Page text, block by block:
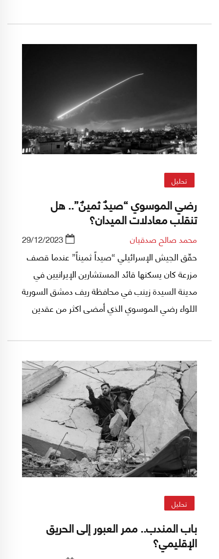
الإسرائيلي "تسوفار" المثبت في هاتفه. اتصال من
صديق له يعمل في ذات القوة ببغداد، يمطره على
وكيف حصل ما حصل، وما هو سقف الهجوم.
تحليل
رضي الموسوي “صيدٌ ثمينٌ”.. هل
تنقلب معادلات الميدان؟
محمد صالح صدقيان 29/12/2023
حقّق الجيش الإسرائيلي “صيداً ثميناً” عندما قصف
مزرعة كان يسكنها قائد المستشارين الإيرانيين في
مدينة السيدة زينب في محافظة ريف دمشق السورية
اللواء رضي الموسوي الذي أمضی اكثر من عقدين
وثيقة الصلة بعمل قائد "فيلق القدس" السابق
الجنرال قاسم سليماني.
تحليل
باب المندب.. ممر العبور إلى الحريق
الإقليمي؟